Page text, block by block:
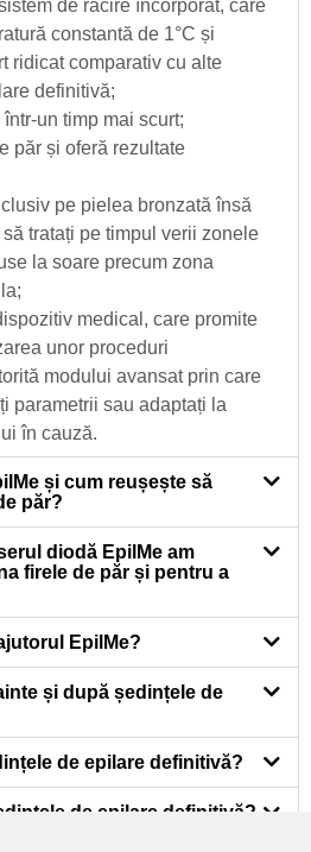
de răcire încorporat, care
constantă de 1°C și
ridicat comparativ cu alte
definitivă;
un timp mai scurt;
păr și oferă rezultate
pe pielea bronzată însă
tratați pe timpul verii zonele
la soare precum zona
medical, care promite
unor proceduri
modului avansat prin care
parametrii sau adaptați la
în cauză.
și cum reușește să
păr?
diodă EpilMe am
firele de păr și pentru a
EpilMe?
și după ședințele de
de epilare definitivă?
de epilare definitivă?